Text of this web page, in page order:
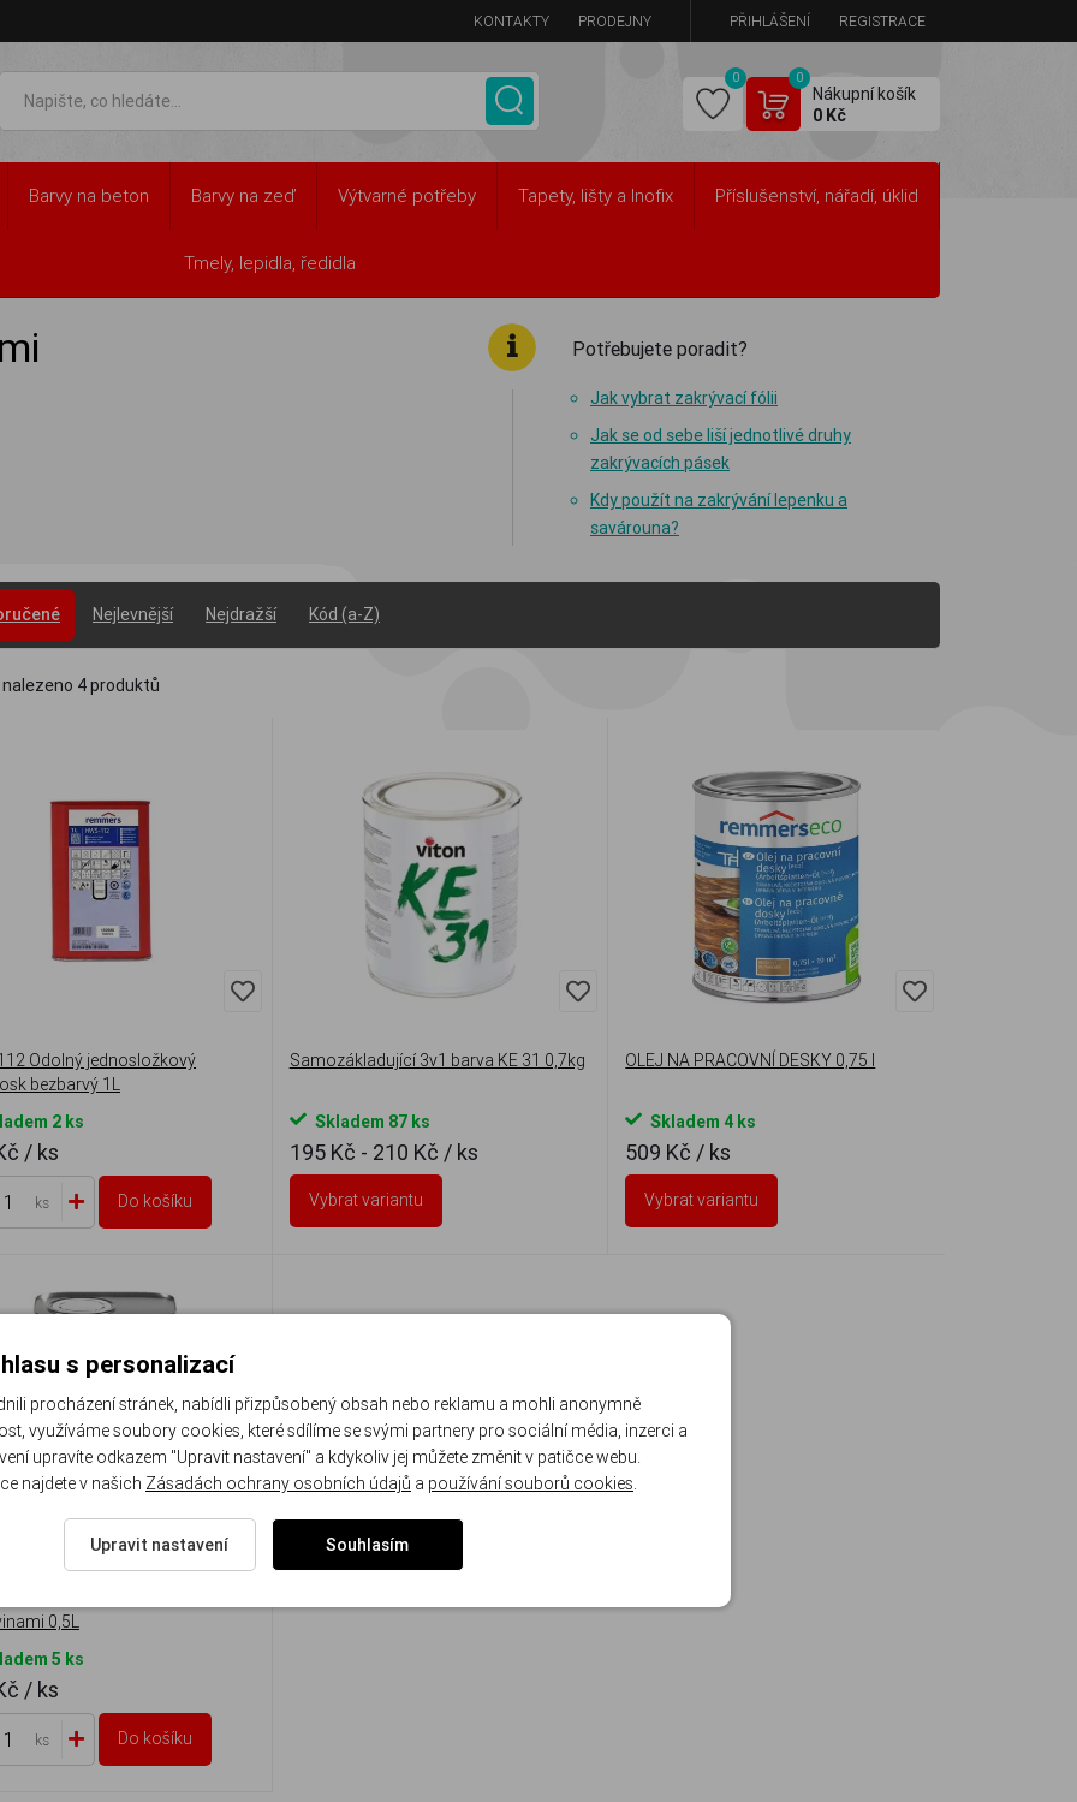
KONTAKTY PRODEJNY PŘIHLÁŠENÍ REGISTRACE
0
Nákupní košík
0 Kč
0
Barvy na beton Barvy na zeď Výtvarné potřeby Tapety, lišty a Inofix Příslušenství, nářadí, úklid
Tmely, lepidla, ředidla
Potřebujete poradit?
Jak vybrat zakrývací fólii
Jak se od sebe liší jednotlivé druhy
zakrývacích pásek
Kdy použít na zakrývání lepenku a
savárouna?
Nejlevnější Nejdražší Kód (a-Z)
4produktů
Odolný jednosložkový
bezbarvý 1L
2 ks
/ ks
ks Do košíku
Samozákladující 3v1 barva KE 31 0,7kg
Skladem 87 ks
195 Kč - 210 Kč / ks
Vybrat variantu
OLEJ NA PRACOVNÍ DESKY 0,75 l
Skladem 4 ks
509 Kč / ks
Vybrat variantu
0,5L
5 ks
/ ks
ks Do košíku
s personalizací
procházení stránek, nabídli přizpůsobený obsah nebo reklamu a mohli anonymně
využíváme soubory cookies, které sdílíme se svými partnery pro sociální média, inzerci a
upravíte odkazem "Upravit nastavení" a kdykoliv jej můžete změnit v patičce webu.
najdete v našich Zásadách ochrany osobních údajů a používání souborů cookies
Upravit nastavení Souhlasím